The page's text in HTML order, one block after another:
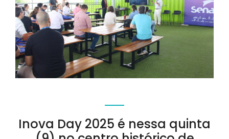
Inova Day 2025 é nessa quinta